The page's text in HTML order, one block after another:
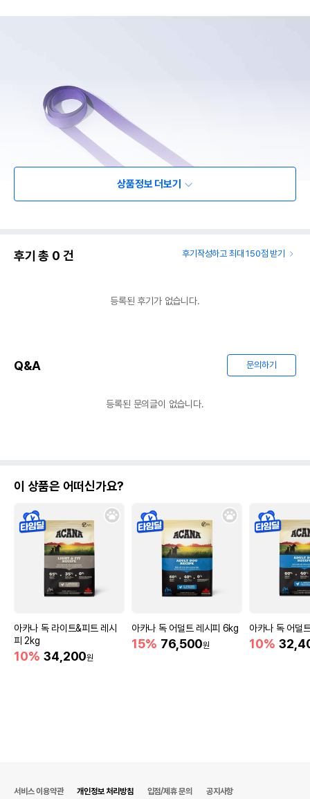
상품정보 더보기
후기 총 0 건 후기작성하고 최대 150점 받기
등록된 후기가 없습니다.
Q&A 문의하기
등록된 문의글이 없습니다.
이 상품은 어떠신가요?
아카나 독 라이트&피트 레시
피 2kg
10% 34,200원
아카나 독 어덜트 레시피 6kg
15% 76,500원
아카나 독 어덜
10%
서비스 이용약관 개인정보 처리방침 입점/제휴 문의 공지사항